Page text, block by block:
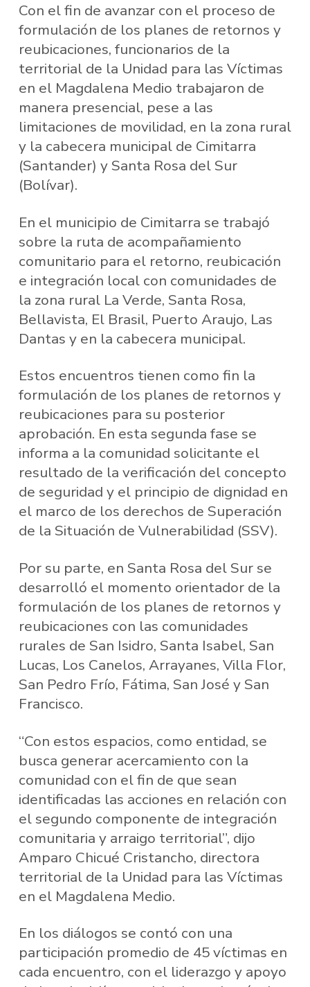
Con el fin de avanzar con el proceso de
formulación de los planes de retornos y
reubicaciones, funcionarios de la
territorial de la Unidad para las Víctimas
en el Magdalena Medio trabajaron de
manera presencial, pese a las
limitaciones de movilidad, en la zona rural
y la cabecera municipal de Cimitarra
(Santander) y Santa Rosa del Sur
(Bolívar).
En el municipio de Cimitarra se trabajó
sobre la ruta de acompañamiento
comunitario para el retorno, reubicación
e integración local con comunidades de
la zona rural La Verde, Santa Rosa,
Bellavista, El Brasil, Puerto Araujo, Las
Dantas y en la cabecera municipal.
Estos encuentros tienen como fin la
formulación de los planes de retornos y
reubicaciones para su posterior
aprobación. En esta segunda fase se
informa a la comunidad solicitante el
resultado de la verificación del concepto
de seguridad y el principio de dignidad en
el marco de los derechos de Superación
de la Situación de Vulnerabilidad (SSV).
Por su parte, en Santa Rosa del Sur se
desarrolló el momento orientador de la
formulación de los planes de retornos y
reubicaciones con las comunidades
rurales de San Isidro, Santa Isabel, San
Lucas, Los Canelos, Arrayanes, Villa Flor,
San Pedro Frío, Fátima, San José y San
Francisco.
“Con estos espacios, como entidad, se
busca generar acercamiento con la
comunidad con el fin de que sean
identificadas las acciones en relación con
el segundo componente de integración
comunitaria y arraigo territorial”, dijo
Amparo Chicué Cristancho, directora
territorial de la Unidad para las Víctimas
en el Magdalena Medio.
En los diálogos se contó con una
participación promedio de 45 víctimas en
cada encuentro, con el liderazgo y apoyo